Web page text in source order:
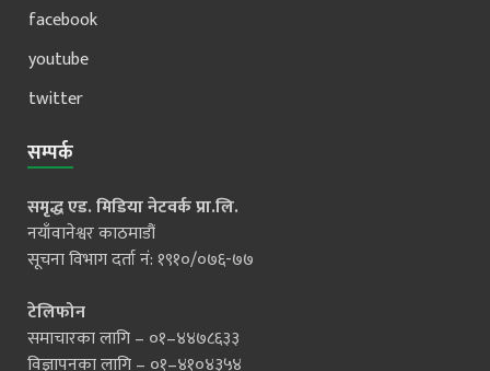
facebook
youtube
twitter
सम्पर्क
समृद्ध एड. मिडिया नेटवर्क प्रा.लि.
नयाँवानेश्वर काठमाडौं
सूचना विभाग दर्ता नं: १९१०/०७६-७७
टेलिफोन
समाचारका लागि – ०१–४४७८६३३
विज्ञापनका लागि – ०१–४१०४३५४